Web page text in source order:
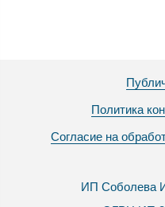
Политика
Согласие на
ИП Соболева